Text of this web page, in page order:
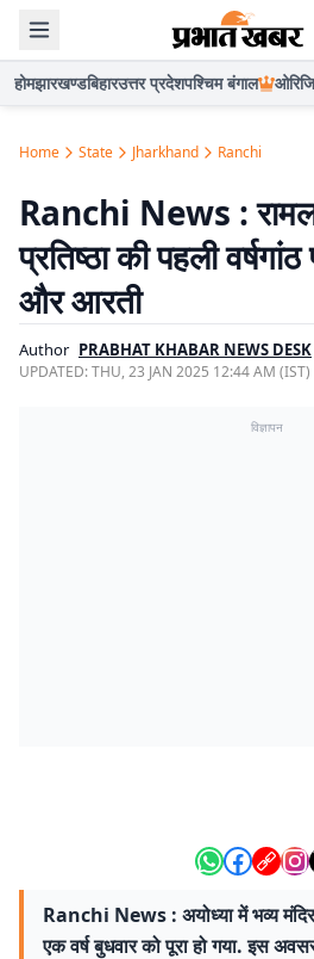
होमझारखण्डबिहारउत्तर प्रदेशपश्चिम बंगाल
Home State Jharkhand Ranchi
Ranchi News :
प्रतिष्ठा की पहली
और आरती
Author PRABHAT KHABAR NEWS DESK
UPDATED:THU, 23 JAN 2025 12:44 AM (IST)
विज्ञापन
Ranchi News : अयोध्या में भव्य मंदिर
एक वर्ष बुधवार को पूरा हो गया. इस